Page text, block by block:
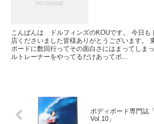
こんばんは ドルフィンズのKOUです。 今日も
店くださいました皆様ありがとうございます。
ボードに数回行ってその面白さにはまってしま
ルトレーナーをやってるだけあってボ...
ボディボード専門誌
Vol.10」